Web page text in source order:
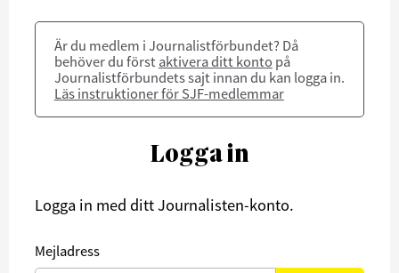
Är du medlem i Journalistförbundet? Då
behöver du först aktivera ditt konto på
Journalistförbundets sajt innan du kan logga in.
Läs instruktioner för SJF-medlemmar
Logga in
Logga in med ditt Journalisten-konto.
Mejladress